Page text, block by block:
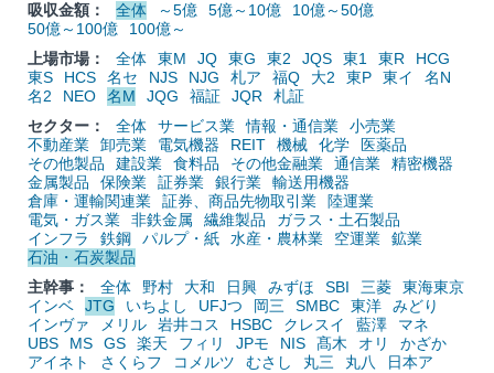
吸収金額：
全体 ～5億 5億～10億
10億～50億
50億～100億
100億～
上場市場：
全体 東M JQ 東G 東2 JQS 東1 東R
HCG
東S
HCS 名セ NJS NJG 札ア 福Q 大2 東P 東イ
名N
名2
NEO 名M JQG 福証 JQR
札証
セクター：
全体 サービス業 情報・通信業
小売業
不動産業
卸売業 電気機器 REIT 機械 化学
医薬品
その他製品
建設業 食料品 その他金融業 通信業
精密機器
金属製品
保険業 証券業 銀行業
輸送用機器
倉庫・運輸関連業
証券、商品先物取引業
陸運業
電気・ガス業
非鉄金属 繊維製品
ガラス・土石製品
インフラ
鉄鋼 パルプ・紙 水産・農林業 空運業
鉱業
石油・石炭製品
主幹事：
全体 野村 大和 日興 みずほ SBI 三菱
東海東京
インベ
JTG いちよし UFJつ 岡三 SMBC 東洋
みどり
インヴァ
メリル 岩井コス HSBC クレスイ 藍澤
マネ
UBS
MS GS 楽天 フィリ JPモ NIS 髙木 オリ
かざか
アイネト
さくらフ コメルツ むさし 丸三 丸八
日本ア